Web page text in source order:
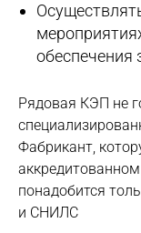
обеспечения
Рядовая КЭП не
Фабрикант,
понадобится
и СНИЛС